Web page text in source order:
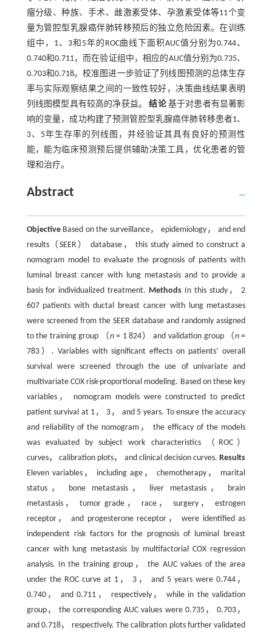
瘤分级、种族、手术、雌激素受体、孕激素受体等11个变
量为管腔型乳腺癌伴肺转移预后的独立危险因素。在训练
组中，1、3和5年的ROC曲线下面积AUC值分别为0.744、
0.740和0.711，而在验证组中，相应的AUC值分别为0.735、
0.703和0.718。校准图进一步验证了列线图预测的总体生存
率与实际观察结果之间的一致性较好，决策曲线结果表明
列线图模型具有较高的净获益。结论基于对患者有显著影
响的变量，成功构建了预测管腔型乳腺癌伴肺转移患者1、
3、5年生存率的列线图，并经验证其具有良好的预测性
能，能为临床预测预后提供辅助决策工具，优化患者的管
理和治疗。
Abstract
ObjectiveBased on the surveillance， epidemiology， and end
results（SEER） database， this study aimed to construct a
nomogram model to evaluate the prognosis of patients with
luminal breast cancer with lung metastasis and to provide a
basis for individualized treatment. Methods In this study， 2
607 patients with ductal breast cancer with lung metastases
were screened from the SEER database and randomly assigned
to the training group （n= 1 824） and validation group （n=
783）. Variables with significant effects on patients’ overall
survival were screened through the use of univariate and
multivariate COX risk-proportional modeling. Based on these key
variables， nomogram models were constructed to predict
patient survival at 1， 3， and 5 years. To ensure the accuracy
and reliability of the nomogram， the efficacy of the models
was evaluated by subject work characteristics （ROC）
curves， calibration plots， and clinical decision curves.Results
Eleven variables， including age， chemotherapy， marital
status， bone metastasis， liver metastasis， brain
metastasis， tumor grade， race， surgery， estrogen
receptor， and progesterone receptor， were identified as
independent risk factors for the prognosis of luminal breast
cancer with lung metastasis by multifactorial COX regression
analysis. In the training group， the AUC values of the area
under the ROC curve at 1， 3， and 5 years were 0.744，
0.740， and 0.711， respectively， while in the validation
group， the corresponding AUC values were 0.735， 0.703，
and 0.718， respectively. The calibration plots further validated